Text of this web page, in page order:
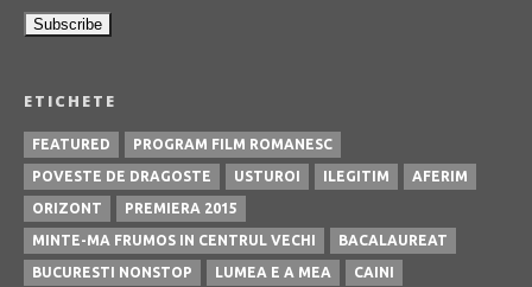
ETICHETE
FEATURED PROGRAM FILM ROMANESC
POVESTE DE DRAGOSTE USTUROI ILEGITIM AFERIM
ORIZONT PREMIERA 2015
MINTE-MA FRUMOS IN CENTRUL VECHI BACALAUREAT
BUCURESTI NONSTOP LUMEA E A MEA CAINI